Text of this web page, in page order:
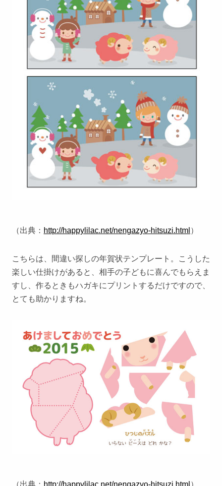
（出典： http://happylilac.net/nengazyo-hitsuzi.html ）
こちらは、間違い探しの年賀状テンプレート。こうした
楽しい仕掛けがあると、相手の子どもに喜んでもらえま
すし、作るときもハガキにプリントするだけですので、
とても助かりますね。
（出典： http://happylilac.net/nengazyo-hitsuzi.html ）